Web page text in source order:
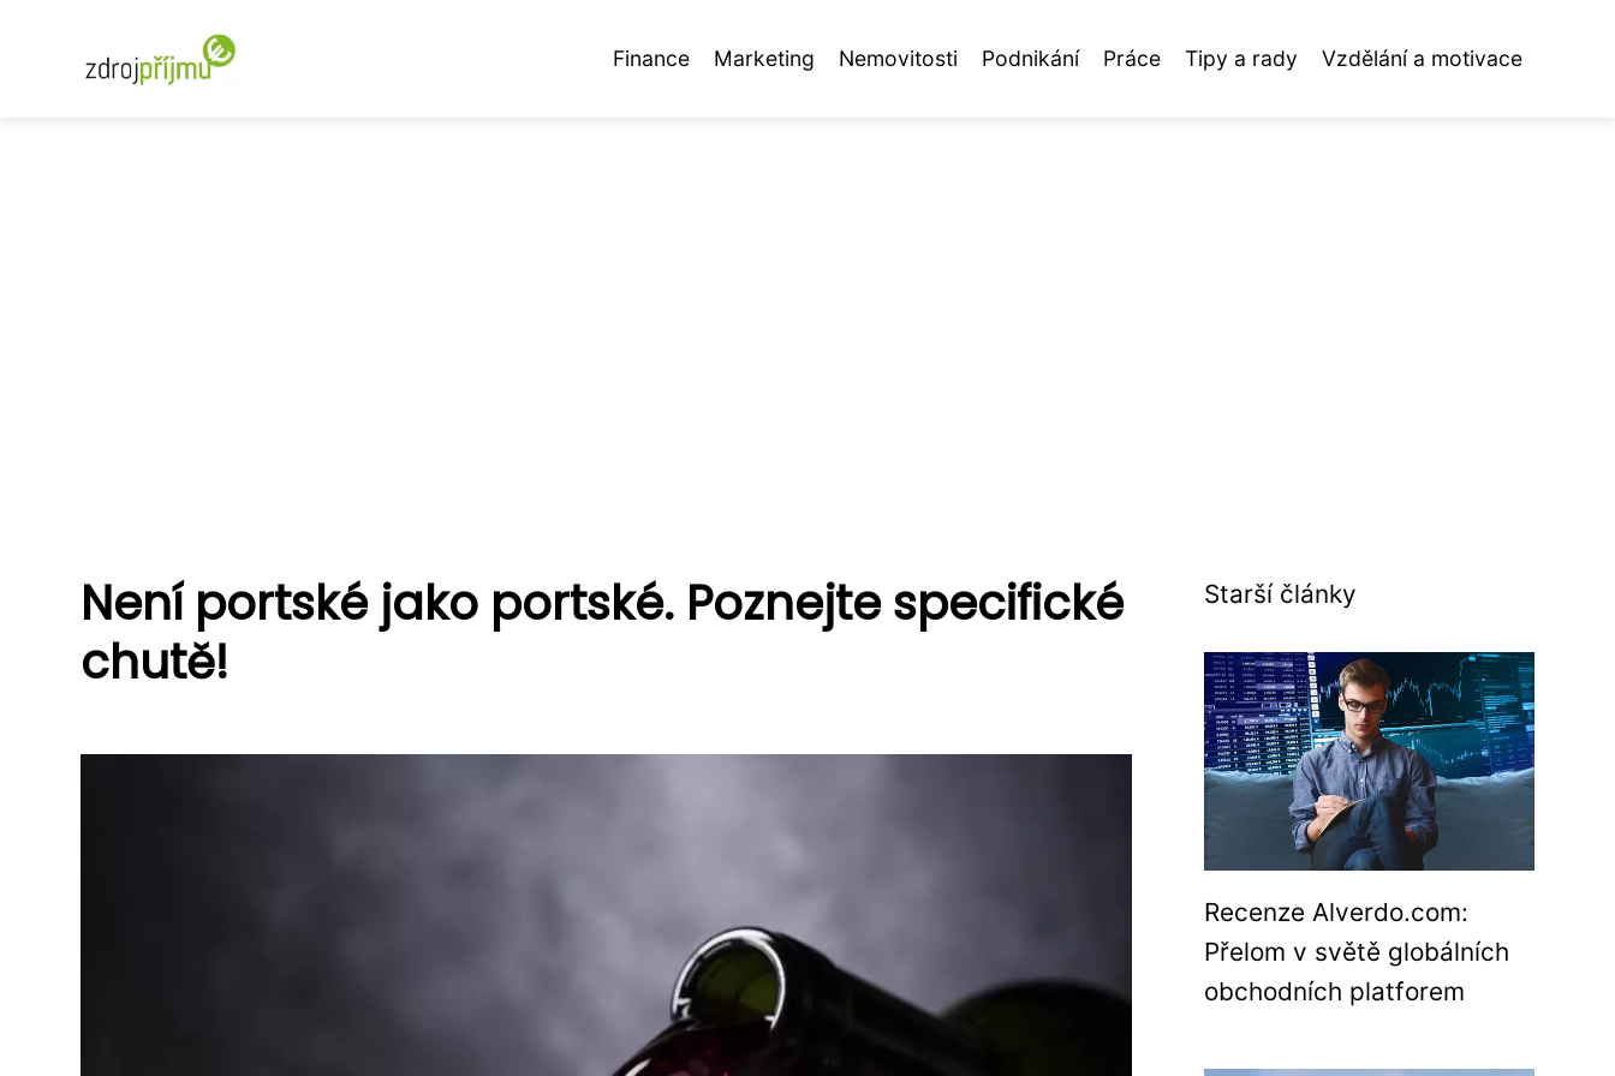
Finance Marketing Nemovitosti Podnikání Práce Tipy a rady Vzdělání a motivace
Není portské jako portské. Poznejte specifické
chutě!
Starší články
Recenze Alverdo.com:
Přelom v světě globálních
obchodních platforem